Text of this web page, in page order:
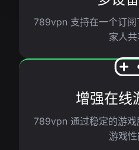
789vpn 支持在一个订
家人共
增强在线
789vpn 通过稳定的游
游戏性